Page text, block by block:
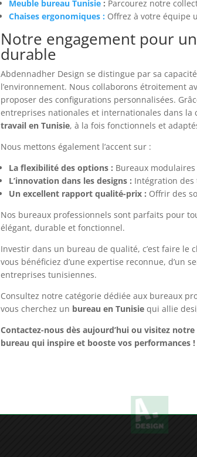
Meuble bureau Tunisie: Parcourez notre
Chaises ergonomiques : Offrez à votre équipe
Notre engagement pour
durable
Abdennadher Design se distingue par sa
l’environnement. Nous collaborons étroitement
proposer des configurations personnalisées.
entreprises nationales et internationales dans la
travail en Tunisie, à la fois fonctionnels et
Nous mettons également l’accent sur :
La flexibilité des options : Bureaux
L’innovation dans les designs : Intégration
Un excellent rapport qualité-prix : Offrir des
Nos bureaux professionnels sont parfaits pour
élégant, durable et fonctionnel.
Investir dans un bureau de qualité, c’est faire le
vous bénéficiez d’une expertise reconnue, d’un
entreprises tunisiennes.
Consultez notre catégorie dédiée aux bureaux
vous cherchez un bureau en Tunisiequi allie
Contactez-nousdès aujourd’hui ou visitez notre
bureau qui inspire et booste vos performances !